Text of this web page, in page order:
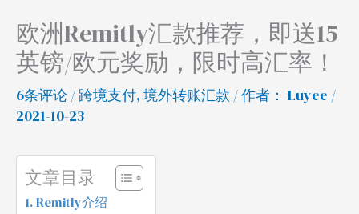
欧洲Remitly汇款推荐，即送15
英镑/欧元奖励，限时高汇率！
6条评论 /跨境支付, 境外转账汇款 / 作者： Luyee /
2021-10-23
文章目录
Remitly介绍